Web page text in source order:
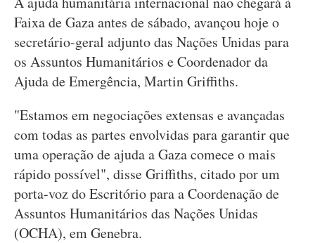
Faixa de Gaza antes de sábado, avançou hoje o
secretário-geral adjunto das Nações Unidas para
os Assuntos Humanitários e Coordenador da
Ajuda de Emergência, Martin Griffiths.
"Estamos em negociações extensas e avançadas
com todas as partes envolvidas para garantir que
uma operação de ajuda a Gaza comece o mais
rápido possível", disse Griffiths, citado por um
porta-voz do Escritório para a Coordenação de
Assuntos Humanitários das Nações Unidas
(OCHA), em Genebra.